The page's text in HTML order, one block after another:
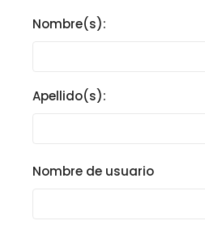
Nombre(s):
Apellido(s):
Nombre de usuario